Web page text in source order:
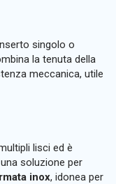
singolo o
la tenuta della
meccanica, utile
lisci ed è
una soluzione per
inox, idonea per